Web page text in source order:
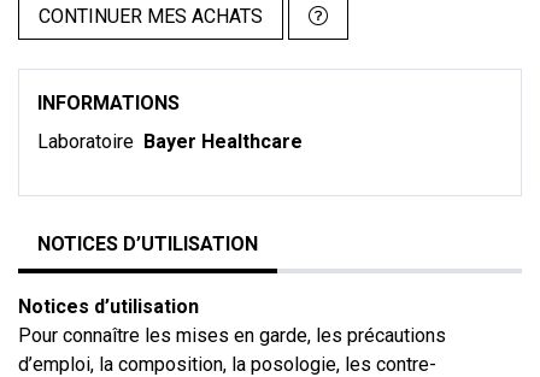
CONTINUER MES ACHATS
INFORMATIONS
Laboratoire Bayer Healthcare
NOTICES D’UTILISATION
Notices d’utilisation
Pour connaître les mises en garde, les précautions
d’emploi, la composition, la posologie, les contre-